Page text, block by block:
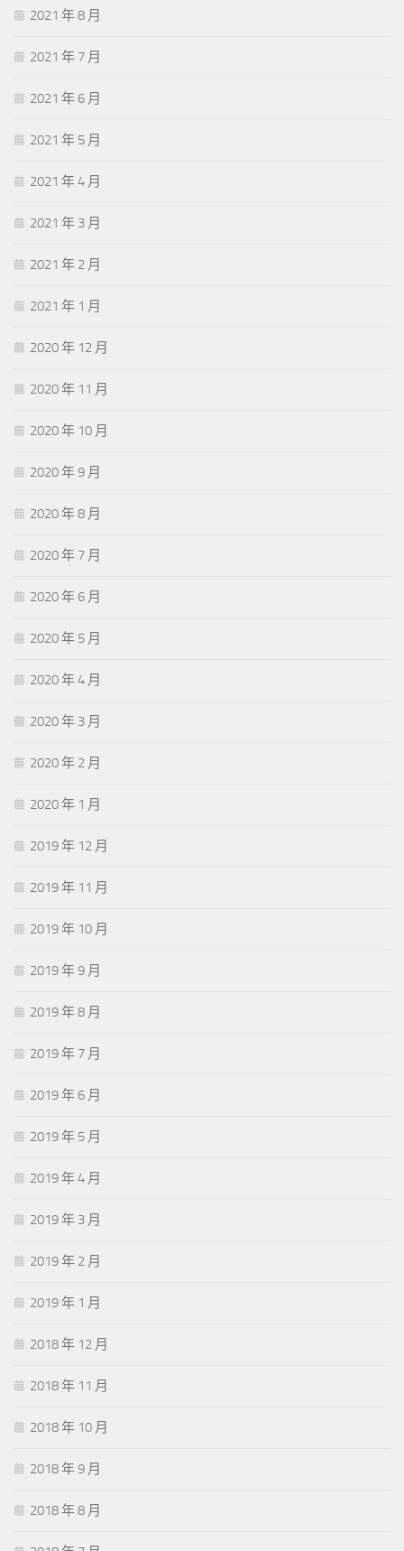
2021 年 8 月
2021 年 7 月
2021 年 6 月
2021 年 5 月
2021 年 4 月
2021 年 3 月
2021 年 2 月
2021 年 1 月
2020 年 12 月
2020 年 11 月
2020 年 10 月
2020 年 9 月
2020 年 8 月
2020 年 7 月
2020 年 6 月
2020 年 5 月
2020 年 4 月
2020 年 3 月
2020 年 2 月
2020 年 1 月
2019 年 12 月
2019 年 11 月
2019 年 10 月
2019 年 9 月
2019 年 8 月
2019 年 7 月
2019 年 6 月
2019 年 5 月
2019 年 4 月
2019 年 3 月
2019 年 2 月
2019 年 1 月
2018 年 12 月
2018 年 11 月
2018 年 10 月
2018 年 9 月
2018 年 8 月